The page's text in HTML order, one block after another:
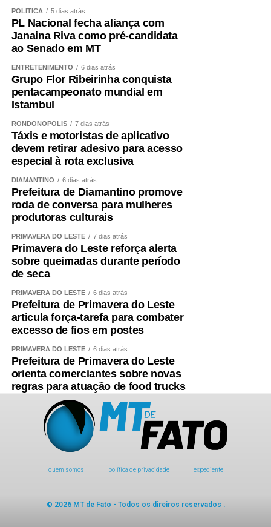
POLÍTICA 5 dias atrás
PL Nacional fecha aliança com
Janaina Riva como pré-candidata
ao Senado em MT
ENTRETENIMENTO 6 dias atrás
Grupo Flor Ribeirinha conquista
pentacampeonato mundial em
Istambul
RONDONÓPOLIS 7 dias atrás
Táxis e motoristas de aplicativo
devem retirar adesivo para acesso
especial à rota exclusiva
DIAMANTINO 6 dias atrás
Prefeitura de Diamantino promove
roda de conversa para mulheres
produtoras culturais
PRIMAVERA DO LESTE 7 dias atrás
Primavera do Leste reforça alerta
sobre queimadas durante período
de seca
PRIMAVERA DO LESTE 6 dias atrás
Prefeitura de Primavera do Leste
articula força-tarefa para combater
excesso de fios em postes
PRIMAVERA DO LESTE 6 dias atrás
Prefeitura de Primavera do Leste
orienta comerciantes sobre novas
regras para atuação de food trucks
quem somos política de privacidade expediente
© 2026 MT de Fato - Todos os direiros reservados .